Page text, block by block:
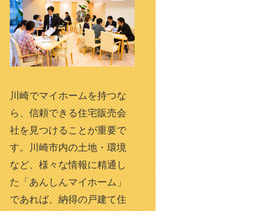
川崎でマイホームを持つな
ら、信頼できる住宅販売会
社を見つけることが重要で
す。川崎市内の土地・環境
など、様々な情報に精通し
た「あんしんマイホーム」
であれば、納得の戸建て住